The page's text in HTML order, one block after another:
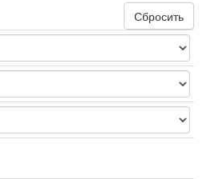
Сбросить